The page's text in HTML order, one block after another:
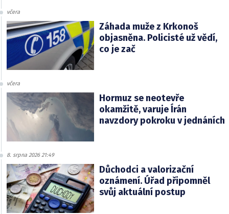
včera
Záhada muže z Krkonoš
objasněna. Policisté už vědí,
co je zač
včera
Hormuz se neotevře
okamžitě, varuje Írán
navzdory pokroku v jednáních
8. srpna 2026 21:49
Důchodci a valorizační
oznámení. Úřad připomněl
svůj aktuální postup